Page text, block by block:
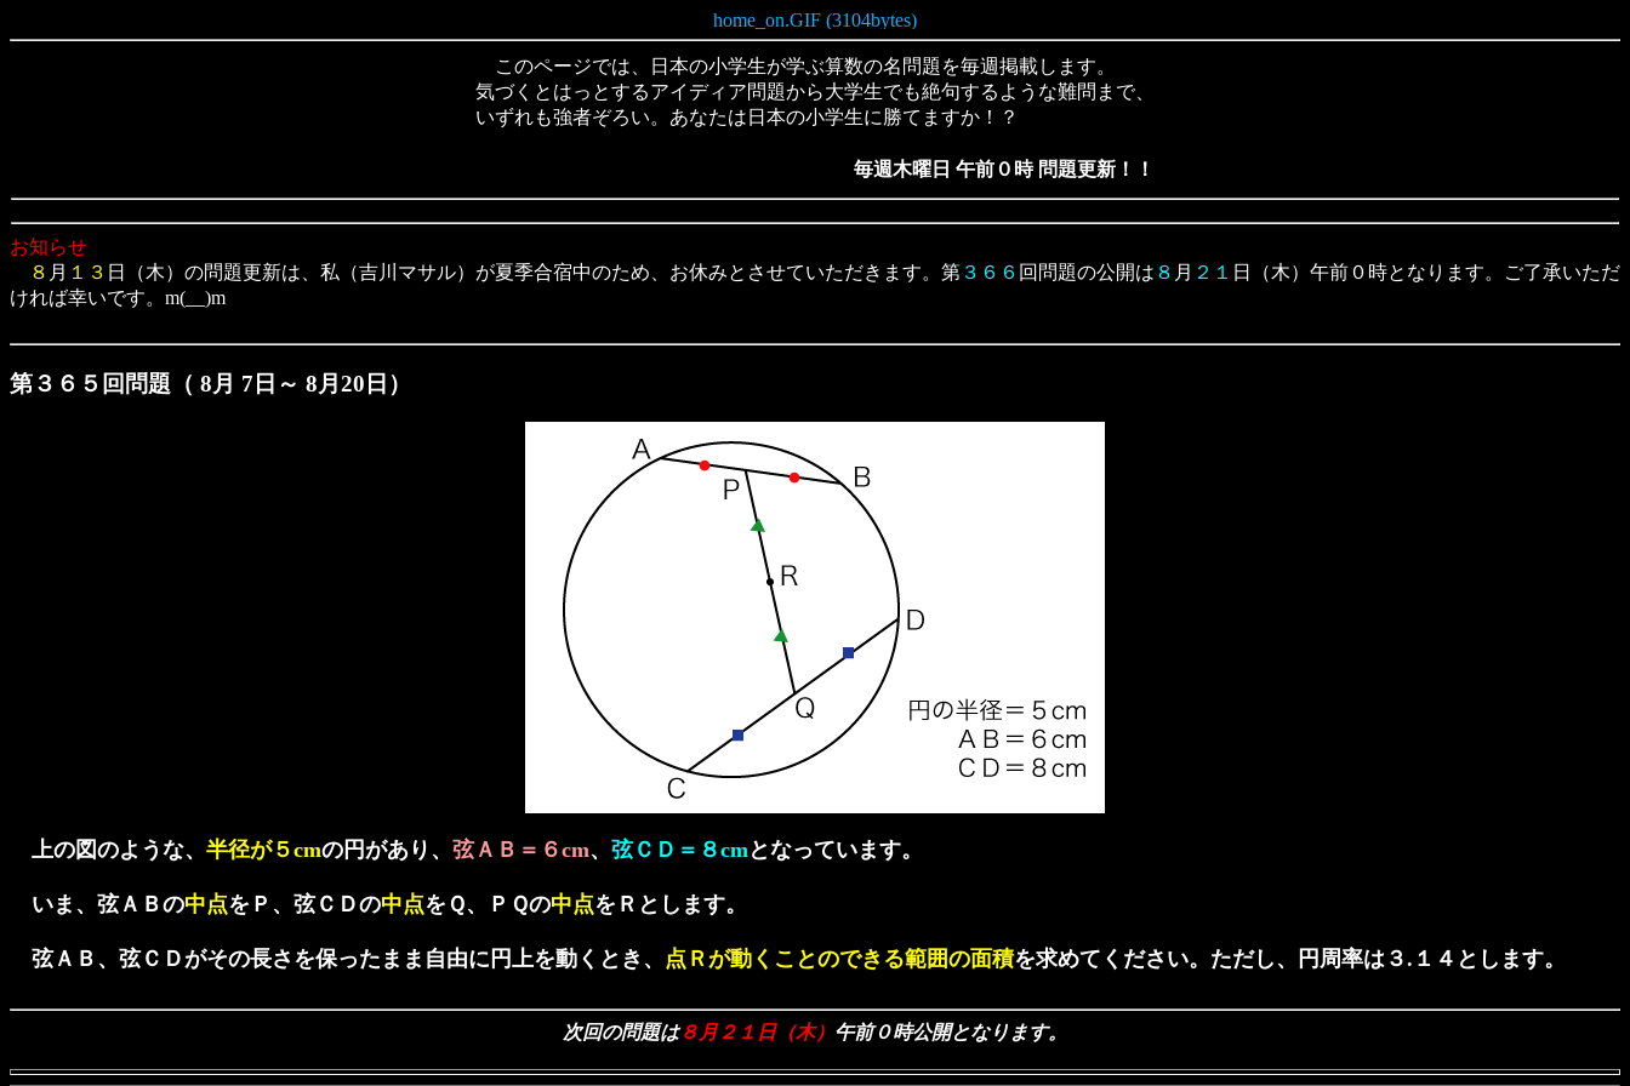
このページでは、日本の小学生が学ぶ算数の名問題を毎週掲載します。
気づくとはっとするアイディア問題から大学生でも絶句するような難問まで、
いずれも強者ぞろい。あなたは日本の小学生に勝てますか！？
毎週木曜日 午前０時 問題更新！！
お知らせ
８ 月 １３ 日（木）の問題更新は、私（吉川マサル）が夏季合宿中のため、お休みとさせていただきます。第 ３６６ 回問題の公開は ８ 月 ２１ 日（木）午前０時となります。ご了承いただ
ければ幸いです。m(__)m
第３６５回問題（ 8月 7日～ 8月20日）
上の図のような、 半径が５cmの円があり、 弦ＡＢ＝６cm、 弦ＣＤ＝８cmとなっています。
いま、弦ＡＢの中点をＰ、弦ＣＤの中点をＱ、ＰＱの中点をＲとします。
弦ＡＢ、弦ＣＤがその長さを保ったまま自由に円上を動くとき、 点Ｒが動くことのできる範囲の面積を求めてください。ただし、円周率は３.１４とします。
次回の問題は８月２１日（木） 午前０時公開となります。